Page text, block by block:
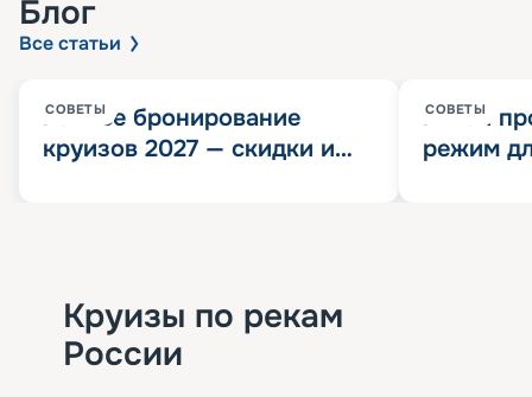
Блог
Все статьи
СОВЕТЫ
Раннее бронирование
круизов 2027 — скидки и
СОВЕТЫ
Китай
режим
Круизы по рекам
России